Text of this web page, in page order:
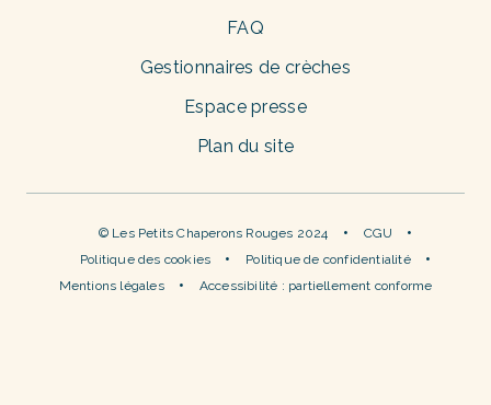
FAQ
Gestionnaires de crèches
Espace presse
Plan du site
© Les Petits Chaperons Rouges 2024
CGU
Politique des cookies
Politique de confidentialité
Mentions légales
Accessibilité : partiellement conforme